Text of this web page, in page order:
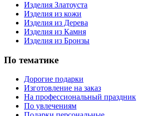
Изделия Златоуста
Изделия из кожи
Изделия из Дерева
Изделия из Камня
Изделия из Бронзы
По тематике
Дорогие подарки
Изготовление на заказ
На профессиональный праздник
По увлечениям